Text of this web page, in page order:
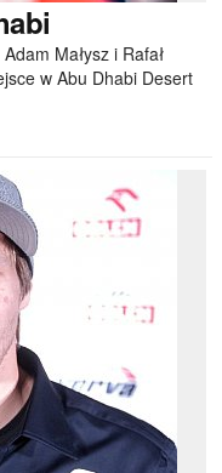
Małysz i Rafał
w Abu Dhabi Desert